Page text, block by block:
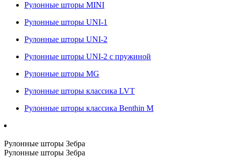
Рулонные шторы MINI
Рулонные шторы UNI-1
Рулонные шторы UNI-2
Рулонные шторы UNI-2 с пружиной
Рулонные шторы MG
Рулонные шторы классика LVT
Рулонные шторы классика Benthin M
Рулонные шторы Зебра
Рулонные шторы Зебра